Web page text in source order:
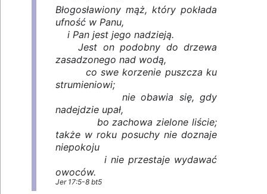
Błogosławiony mąż, który pokłada
ufność w Panu,
i Pan jest jego nadzieją.
Jest on podobny do drzewa
zasadzonego nad wodą,
co swe korzenie puszcza ku
strumieniowi;
nie obawia się, gdy
nadejdzie upał,
bo zachowa zielone liście;
także w roku posuchy nie doznaje
niepokoju
i nie przestaje wydawać
owoców.
Jer 17:5-8 bt5